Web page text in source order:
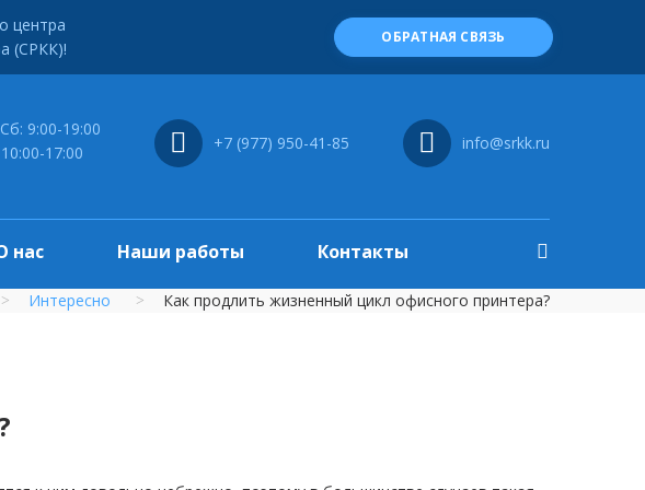
9:00-19:00
17:00
+7 (977) 950-41-85 info@srkk.ru
нас Наши работы Контакты
центра
(СРКК)!
ОБРАТНАЯ СВЯЗЬ
Интересно Как продлить жизненный цикл офисного принтера?